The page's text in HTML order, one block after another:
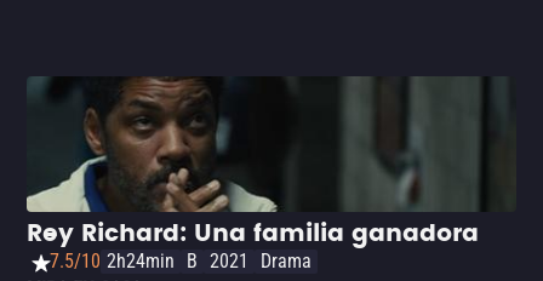
Rey Richard: Una familia ganadora
7.5/10 2h24min B 2021
Drama